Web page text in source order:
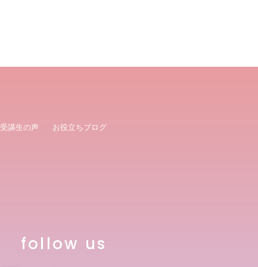
受講生の声 お役立ちブログ
follow us